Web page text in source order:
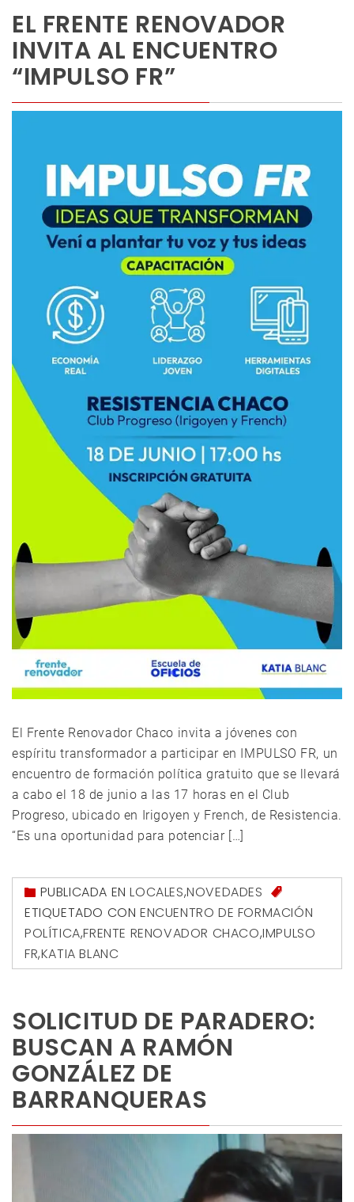
EL FRENTE RENOVADOR
INVITA AL ENCUENTRO
“IMPULSO FR”
El Frente Renovador Chaco invita a jóvenes con
espíritu transformador a participar en IMPULSO FR, un
encuentro de formación política gratuito que se llevará
a cabo el 18 de junio a las 17 horas en el Club
Progreso, ubicado en Irigoyen y French, de Resistencia.
“Es una oportunidad para potenciar […]
PUBLICADA ENLOCALES,NOVEDADES
ETIQUETADO CON ENCUENTRO DE FORMACIÓN
POLÍTICA,FRENTE RENOVADOR CHACO,IMPULSO
FR,KATIA BLANC
SOLICITUD DE PARADERO:
BUSCAN A RAMÓN
GONZÁLEZ DE
BARRANQUERAS